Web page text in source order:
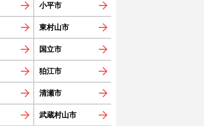
小平市
東村山市
国立市
狛江市
清瀬市
武蔵村山市